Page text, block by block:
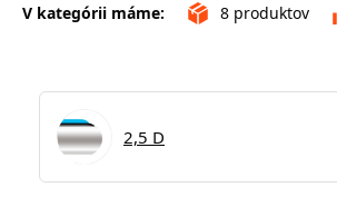
V kategórii máme: 8 produktov
2,5 D